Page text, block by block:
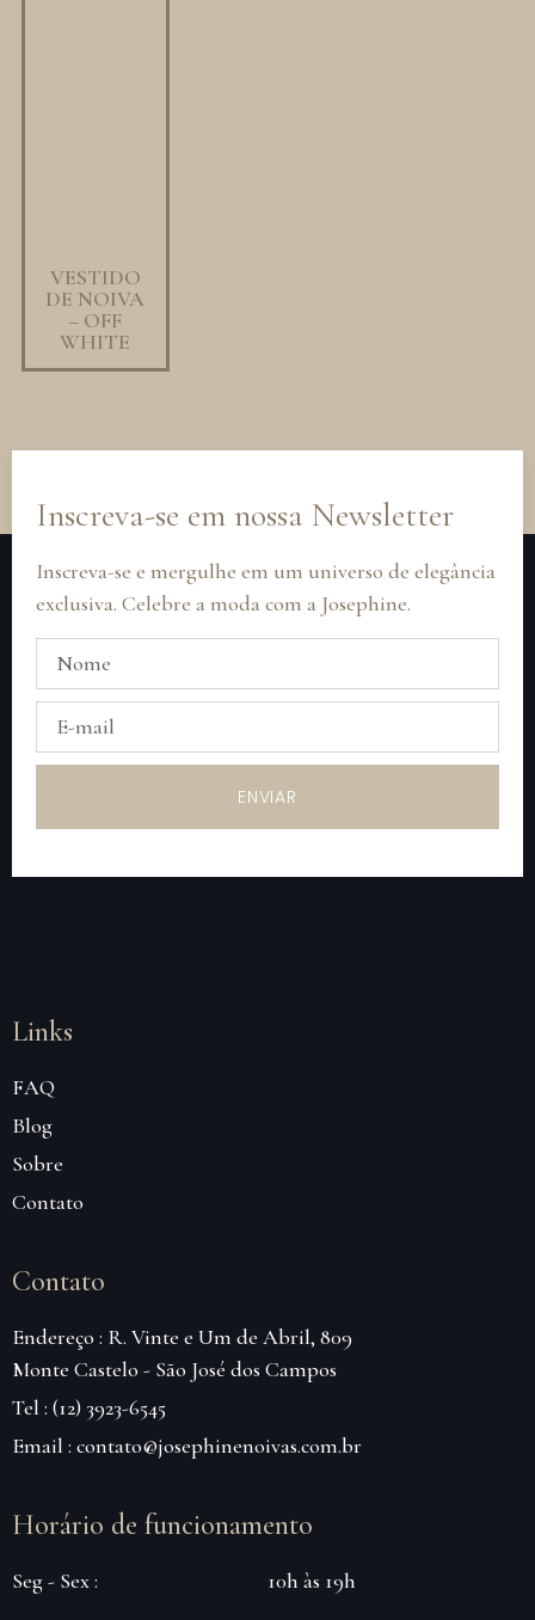
VESTIDO
DE NOIVA
– OFF
WHITE
Inscreva-se em nossa Newsletter
Inscreva-se e mergulhe em um universo de elegância
exclusiva. Celebre a moda com a Josephine.
ENVIAR
Links
FAQ
Blog
Sobre
Contato
Contato
Endereço : R. Vinte e Um de Abril, 809
Monte Castelo - São José dos Campos
Tel : (12) 3923-6545
Email : contato@josephinenoivas.com.br
Horário de funcionamento
Seg - Sex :
10h às 19h